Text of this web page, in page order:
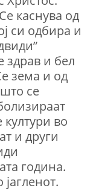
каснува од
си одбира и
здрав и бел
зема и од
се
култури во
и други
година.